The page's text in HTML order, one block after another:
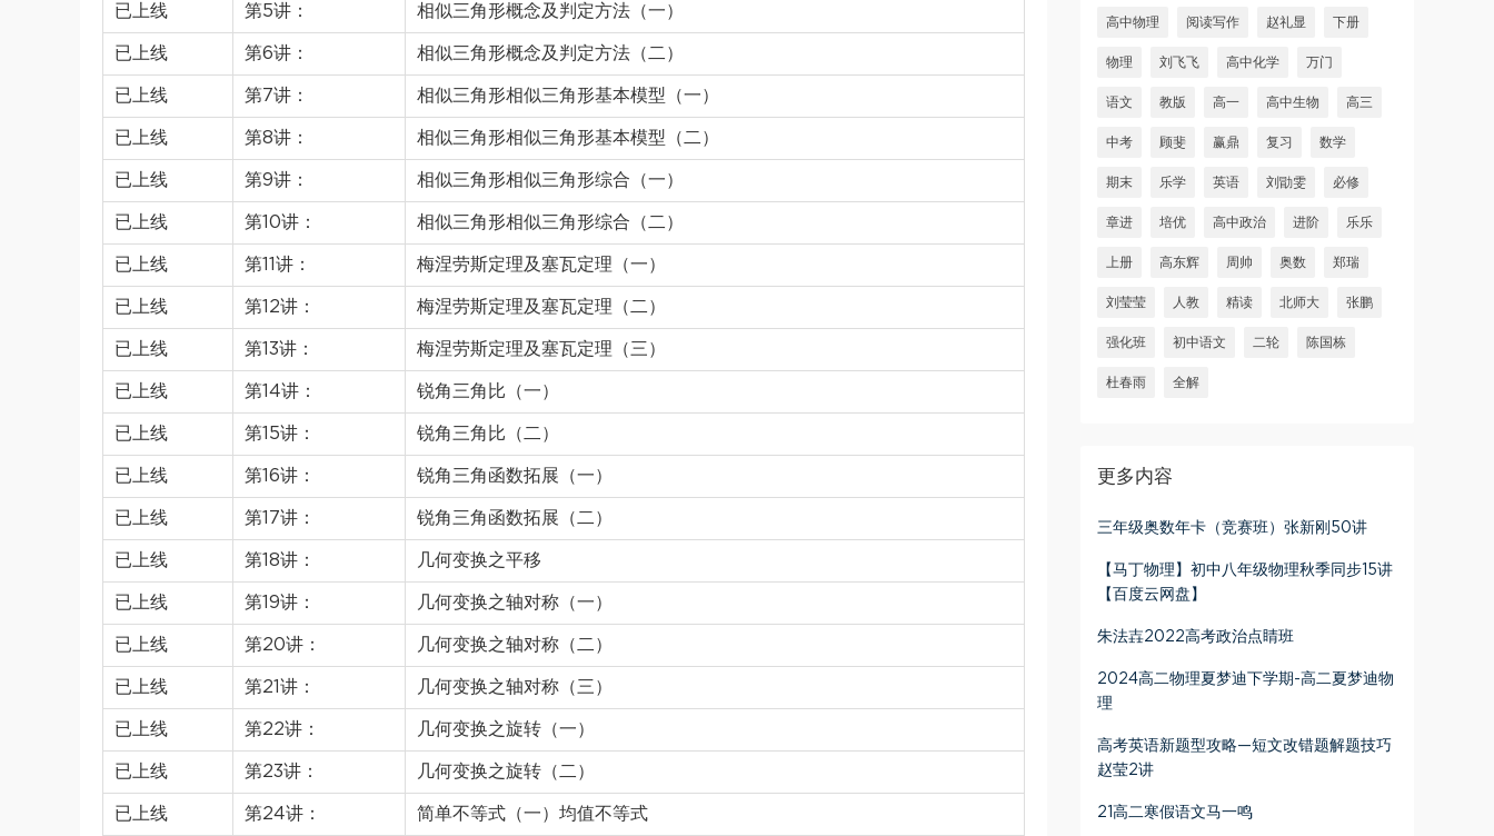
已上线 第5讲： 相似三角形概念及判定方法（一）
已上线 第6讲： 相似三角形概念及判定方法（二）
已上线 第7讲： 相似三角形相似三角形基本模型（一）
已上线 第8讲： 相似三角形相似三角形基本模型（二）
已上线 第9讲： 相似三角形相似三角形综合（一）
已上线 第10讲： 相似三角形相似三角形综合（二）
已上线 第11讲： 梅涅劳斯定理及塞瓦定理（一）
已上线 第12讲： 梅涅劳斯定理及塞瓦定理（二）
已上线 第13讲： 梅涅劳斯定理及塞瓦定理（三）
已上线 第14讲： 锐角三角比（一）
已上线 第15讲： 锐角三角比（二）
已上线 第16讲： 锐角三角函数拓展（一）
已上线 第17讲： 锐角三角函数拓展（二）
已上线 第18讲： 几何变换之平移
已上线 第19讲： 几何变换之轴对称（一）
已上线 第20讲： 几何变换之轴对称（二）
已上线 第21讲： 几何变换之轴对称（三）
已上线 第22讲： 几何变换之旋转（一）
已上线 第23讲： 几何变换之旋转（二）
已上线 第24讲： 简单不等式（一）均值不等式
高中物理 阅读写作 赵礼显 下册
物理 刘飞飞 高中化学 万门
语文 教版 高一 高中生物 高三
中考 顾斐 赢鼎 复习 数学
期末 乐学 英语 刘勖雯 必修
章进 培优 高中政治 进阶 乐乐
上册 高东辉 周帅 奥数 郑瑞
刘莹莹 人教 精读 北师大 张鹏
强化班 初中语文 二轮 陈国栋
杜春雨 全解
更多内容
三年级奥数年卡（竞赛班）张新刚50讲
【马丁物理】初中八年级物理秋季同步15讲
【百度云网盘】
朱法壵2022高考政治点睛班
2024高二物理夏梦迪下学期-高二夏梦迪物
理
高考英语新题型攻略—短文改错题解题技巧
赵莹2讲
21高二寒假语文马一鸣